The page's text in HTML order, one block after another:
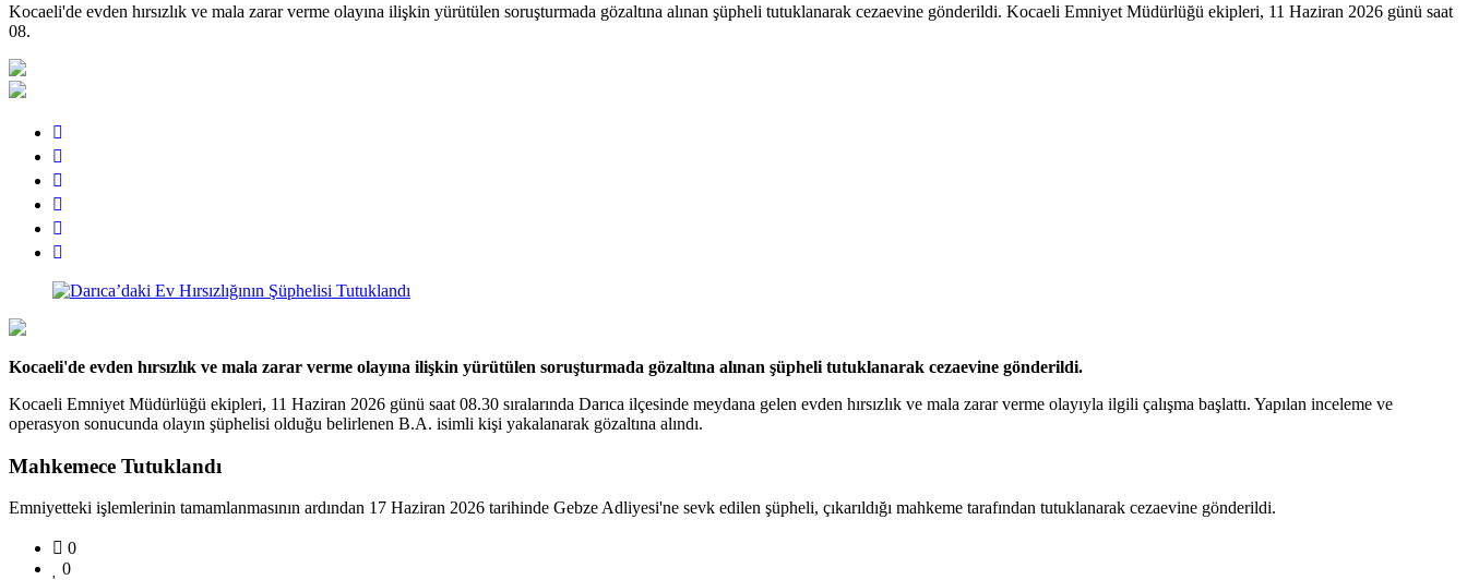
Kocaeli'de evden hırsızlık ve mala zarar verme olayına ilişkin yürütülen soruşturmada gözaltına alınan şüpheli tutuklanarak cezaevine gönderildi. Kocaeli Emniyet Müdürlüğü ekipleri, 11 Haziran 2026 günü saat
08.
Kocaeli'de evden hırsızlık ve mala zarar verme olayına ilişkin yürütülen soruşturmada gözaltına alınan şüpheli tutuklanarak cezaevine gönderildi.
Kocaeli Emniyet Müdürlüğü ekipleri, 11 Haziran 2026 günü saat 08.30 sıralarında Darıca ilçesinde meydana gelen evden hırsızlık ve mala zarar verme olayıyla ilgili çalışma başlattı. Yapılan inceleme ve
operasyon sonucunda olayın şüphelisi olduğu belirlenen B.A. isimli kişi yakalanarak gözaltına alındı.
Mahkemece Tutuklandı
Emniyetteki işlemlerinin tamamlanmasının ardından 17 Haziran 2026 tarihinde Gebze Adliyesi'ne sevk edilen şüpheli, çıkarıldığı mahkeme tarafından tutuklanarak cezaevine gönderildi.
0
0